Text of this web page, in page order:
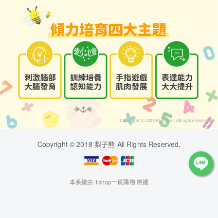
Copyright © 2018 梨子熊 All Rights Reserved.
本系統由 1shop一頁購物維護